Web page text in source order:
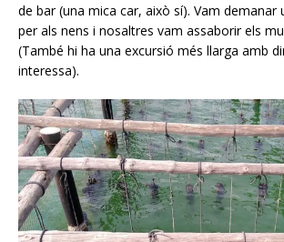
de bar (una mica car, això sí). Vam demanar
per als nens i nosaltres vam assaborir els
(També hi ha una excursió més llarga amb
interessa).